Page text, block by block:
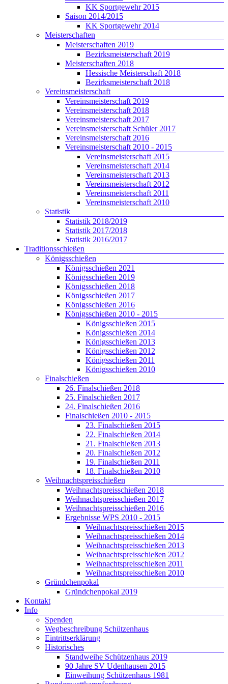
KK Sportgewehr 2015
Saison 2014/2015
KK Sportgewehr 2014
Meisterschaften
Meisterschaften 2019
Bezirksmeisterschaft 2019
Meisterschaften 2018
Hessische Meisterschaft 2018
Bezirksmeisterschaft 2018
Vereinsmeisterschaft
Vereinsmeisterschaft 2019
Vereinsmeisterschaft 2018
Vereinsmeisterschaft 2017
Vereinsmeisterschaft Schüler 2017
Vereinsmeisterschaft 2016
Vereinsmeisterschaft 2010 - 2015
Vereinsmeisterschaft 2015
Vereinsmeisterschaft 2014
Vereinsmeisterschaft 2013
Vereinsmeisterschaft 2012
Vereinsmeisterschaft 2011
Vereinsmeisterschaft 2010
Statistik
Statistik 2018/2019
Statistik 2017/2018
Statistik 2016/2017
Traditionsschießen
Königsschießen
Königsschießen 2021
Königsschießen 2019
Königsschießen 2018
Königsschießen 2017
Königsschießen 2016
Königsschießen 2010 - 2015
Königsschießen 2015
Königsschießen 2014
Königsschießen 2013
Königsschießen 2012
Königsschießen 2011
Königsschießen 2010
Finalschießen
26. Finalschießen 2018
25. Finalschießen 2017
24. Finalschießen 2016
Finalschießen 2010 - 2015
23. Finalschießen 2015
22. Finalschießen 2014
21. Finalschießen 2013
20. Finalschießen 2012
19. Finalschießen 2011
18. Finalschießen 2010
Weihnachtspreisschießen
Weihnachtspreisschießen 2018
Weihnachtspreisschießen 2017
Weihnachtspreisschießen 2016
Ergebnisse WPS 2010 - 2015
Weihnachtspreisschießen 2015
Weihnachtspreisschießen 2014
Weihnachtspreisschießen 2013
Weihnachtspreisschießen 2012
Weihnachtspreisschießen 2011
Weihnachtspreisschießen 2010
Gründchenpokal
Gründchenpokal 2019
Kontakt
Info
Spenden
Wegbeschreibung Schützenhaus
Eintrittserklärung
Historisches
Standweihe Schützenhaus 2019
90 Jahre SV Udenhausen 2015
Einweihung Schützenhaus 1981